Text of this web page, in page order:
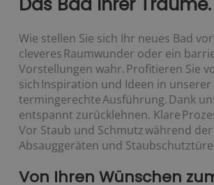
Wie stellen Sie sich Ihr neues Bad
cleveres Raumwunder oder ein
Vorstellungen wahr. Profitieren Sie
sich Inspiration und Ideen in unserer
termingerechte Ausführung. Dank
entspannt zurücklehnen. Klare
Vor Staub und Schmutz während
Absauggeräten und
Von Ihren Wünschen